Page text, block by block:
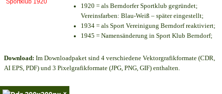
1920 = als Berndorfer Sportklub gegründet;
Vereinsfarben: Blau-Weiß – später eingestellt;
1934 = als Sport Vereinigung Berndorf reaktiviert;
1945 = Namensänderung in Sport Klub Berndorf;
Download: Im Downloadpaket sind 4 verschiedene Vektorgrafikformate (CDR,
AI EPS, PDF) und 3 Pixelgrafikformate (JPG, PNG, GIF) enthalten.